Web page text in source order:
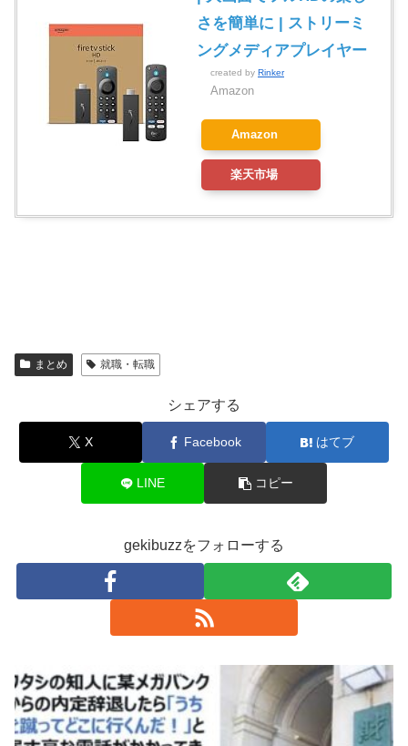
さを簡単に | ストリーミ
ングメディアプレイヤー
created by Rinker
Amazon
Amazon
楽天市場
まとめ 就職・転職
シェアする
X Facebook はてブ
LINE コピー
gekibuzzをフォローする